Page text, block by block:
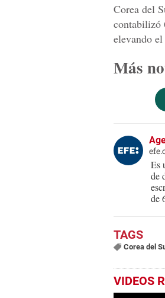
Corea del
contabilizó
elevando
Más
Es
de
de
Corea del
VIDEOS